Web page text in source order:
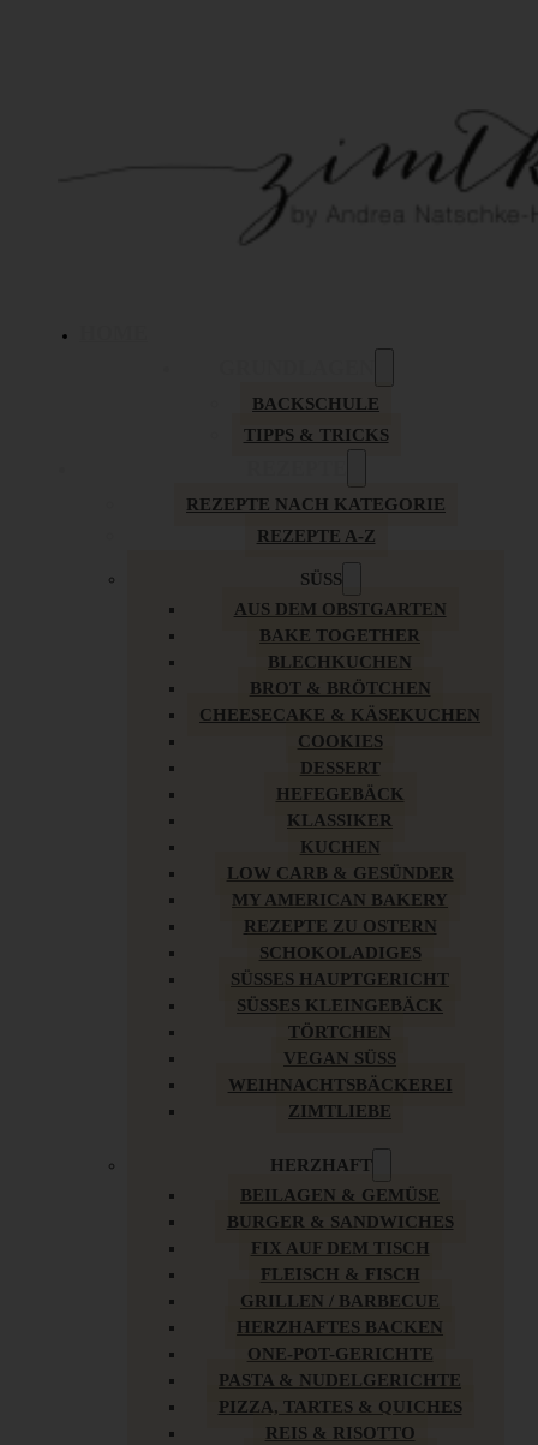
BACKSCHULE
TIPPS & TRICKS
REZEPTE NACH KATEGORIE
REZEPTE A-Z
SÜSS
AUS DEM OBSTGARTEN
BAKE TOGETHER
BLECHKUCHEN
BROT & BRÖTCHEN
CHEESECAKE & KÄSEKUCHEN
COOKIES
DESSERT
HEFEGEBÄCK
KLASSIKER
KUCHEN
LOW CARB & GESÜNDER
MY AMERICAN BAKERY
REZEPTE ZU OSTERN
SCHOKOLADIGES
SÜSSES HAUPTGERICHT
SÜSSES KLEINGEBÄCK
TÖRTCHEN
VEGAN SÜSS
WEIHNACHTSBÄCKEREI
ZIMTLIEBE
HERZHAFT
BEILAGEN & GEMÜSE
BURGER & SANDWICHES
FIX AUF DEM TISCH
FLEISCH & FISCH
GRILLEN / BARBECUE
HERZHAFTES BACKEN
ONE-POT-GERICHTE
PASTA & NUDELGERICHTE
PIZZA, TARTES & QUICHES
REIS & RISOTTO